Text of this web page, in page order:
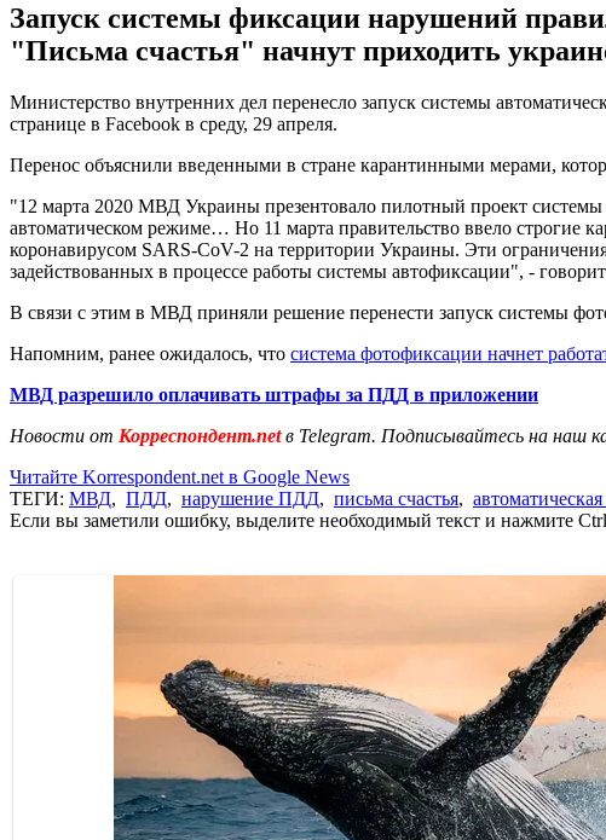
Запуск системы фиксации нарушений
"Письма счастья" начнут приходить
Министерство внутренних дел перенесло запуск системы
странице в Facebook в среду, 29 апреля.
Перенос объяснили введенными в стране карантинными мерами,
"12 марта 2020 МВД Украины презентовало пилотный проект
автоматическом режиме… Но 11 марта правительство ввело строгие
коронавирусом SARS-CoV-2 на территории Украины. Эти
задействованных в процессе работы системы автофиксации", -
В связи с этим в МВД приняли решение перенести запуск системы
Напомним, ранее ожидалось, что система фотофиксации начнет
МВД разрешило оплачивать штрафы за ПДД в приложении
Новости от Корреспондент.netв Telegram. Подписывайтесь на наш
Читайте Korrespondent.net в Google News
ТЕГИ: МВД, ПДД, нарушение ПДД, письма счастья,
Если вы заметили ошибку, выделите необходимый текст и нажмите